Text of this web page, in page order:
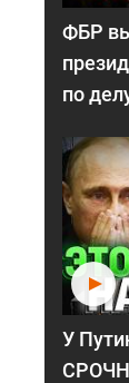
ФБР
по
У